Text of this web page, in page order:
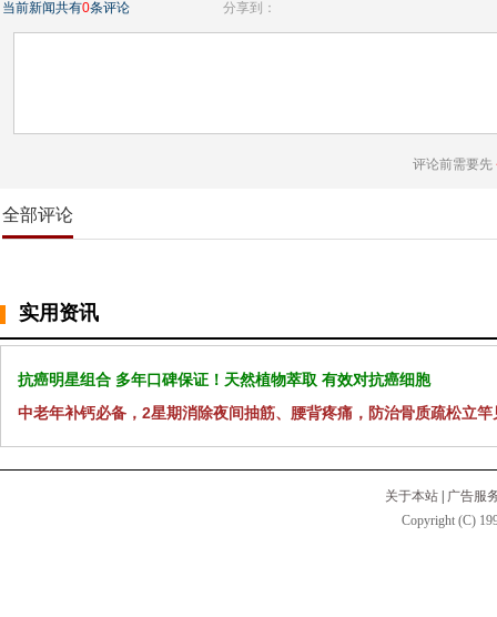
当前新闻共有0条评论 分享到：
评论前需要先
全部评论
实用资讯
抗癌明星组合 多年口碑保证！天然植物萃取 有效对抗癌细胞
中老年补钙必备，2星期消除夜间抽筋、腰背疼痛，防治骨质疏松立竿
关于本站
广告服
Copyright (C)